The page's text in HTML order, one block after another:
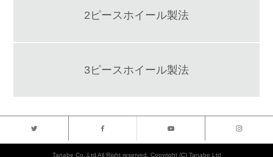
2ピースホイール製法
3ピースホイール製法
Tanabe Co..Ltd All Right reserved. Copyright (C) Tanabe Ltd